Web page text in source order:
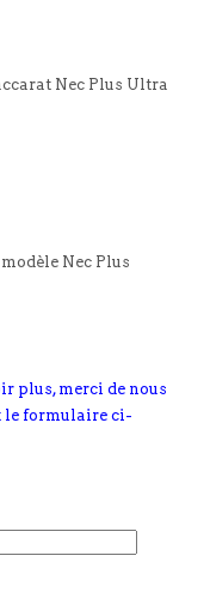
Nec Plus Ultra
Nec Plus
plus, merci de nous
le formulaire ci-